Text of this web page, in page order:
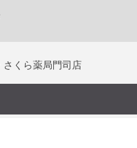
さくら薬局門司店